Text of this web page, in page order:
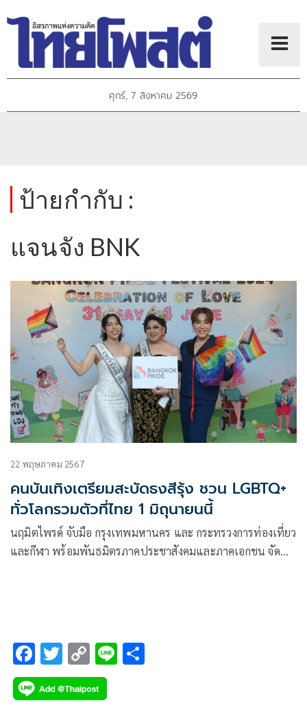
ศุกร์, 7 สิงหาคม 2569
ป้ายกำกับ :
แจนจัง BNK
22 พฤษภาคม 2567
คนบันเทิงเตรียมสะบัดธงสีรุ้ง ชวน LGBTQ+
ทั่วโลกรวมตัวที่ไทย 1 มิถุนายนนี้
นฤมิตไพรด์ จับมือ กรุงเทพมหานคร และ กระทรวงการท่องเที่ยว
และกีฬา พร้อมพันธมิตรภาคประชาสังคมและภาคเอกชน จัด
F
ac
e
T
wi
tt
C
o
p
Li